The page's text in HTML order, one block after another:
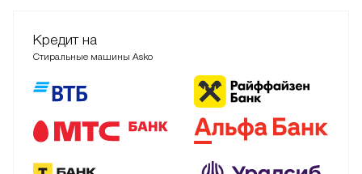
Кредит на
Стиральные машины Asko